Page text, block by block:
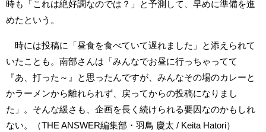
時も「これは絶好調なのでは？」と予測して、早めに準備を進
めたという。
時には投稿に「昼食を食べていて遅れました」と添えられて
いたことも。南部さんは「みんなでお昼に行っちゃってて
『あ、打った～』と思ったんですが、みんなその場のカレーと
かラーメンから離れられず、戻ってからの投稿になりまし
た」。そんな緩さも、企画を長く続けられる要因なのかもしれ
ない。（THE ANSWER編集部・羽鳥 慶太 / Keita Hatori）